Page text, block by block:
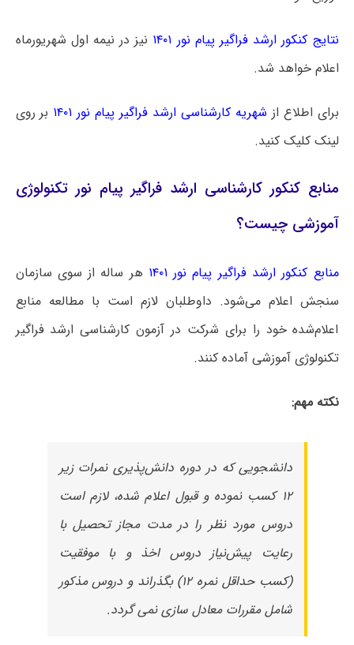
نتایج کنکور ارشد فراگیر پیام نور ۱۴۰۱
نیز در نیمه اول شهریورماه
اعلام خواهد شد.
برای اطلاع از شهریه کارشناسی ارشد فراگیر پیام نور ۱۴۰۱
بر روی
لینک کلیک کنید.
منابع کنکور کارشناسی ارشد فراگیر پیام نور تکنولوژی
آموزشی چیست؟
منابع کنکور ارشد فراگیر پیام نور ۱۴۰۱
هر ساله از سوی سازمان
سنجش اعلام می‌شود. داوطلبان لازم است با مطالعه منابع
اعلام‌شده خود را برای شرکت در آزمون کارشناسی ارشد فراگیر
تکنولوژی آموزشی آماده کنند.
نکته مهم:
دانشجویی که در دوره دانش‌پذیری نمرات زیر
۱۲ کسب نموده و قبول اعلام شده، لازم است
دروس مورد نظر را در مدت مجاز تحصیل با
رعایت پیش‌نیاز دروس اخذ و با موفقیت
(کسب حداقل نمره ۱۲) بگذراند و دروس مذکور
شامل مقررات معادل سازی نمی گردد.